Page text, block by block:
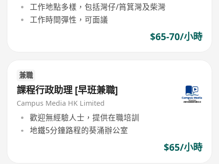
工作地點多樣，包括灣仔/筲箕灣及柴灣
工作時間彈性，可面議
$65-70/小時
兼職
課程行政助理 [早班兼職]
Campus Media HK Limited
歡迎無經驗人士，提供在職培訓
地鐵5分鐘路程的葵涌辦公室
$65/小時